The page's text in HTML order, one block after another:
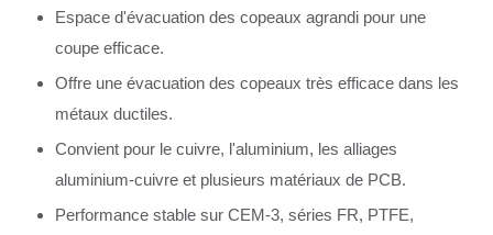
Espace d'évacuation des copeaux agrandi pour une
coupe efficace.
Offre une évacuation des copeaux très efficace dans les
métaux ductiles.
Convient pour le cuivre, l'aluminium, les alliages
aluminium-cuivre et plusieurs matériaux de PCB.
Performance stable sur CEM-3, séries FR, PTFE,